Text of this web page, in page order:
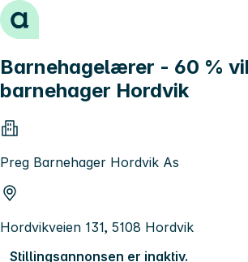
Hopp til innhold
Barnehagelærer - 60 %
barnehager Hordvik
Preg Barnehager Hordvik As
Hordvikveien 131, 5108 Hordvik
Stillingsannonsen er inaktiv.